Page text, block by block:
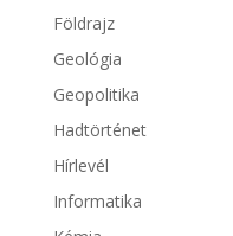
Földrajz
Geológia
Geopolitika
Hadtörténet
Hírlevél
Informatika